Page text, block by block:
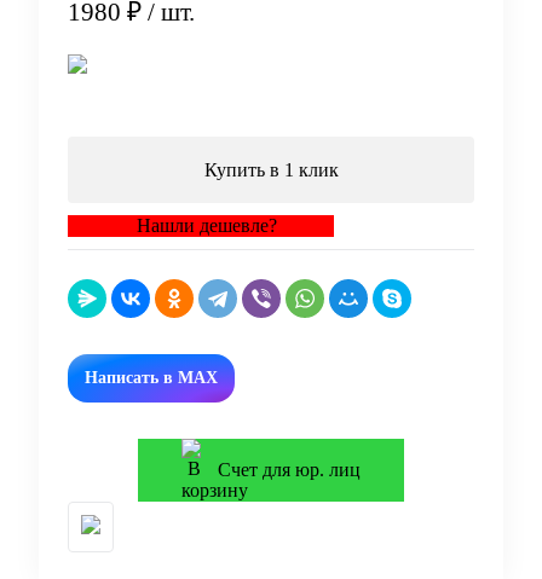
1980 ₽ / шт.
Купить в 1 клик
Нашли дешевле?
Написать в MAX
Счет для юр. лиц